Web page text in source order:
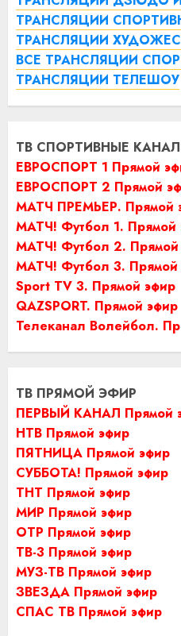
ТРАНСЛЯЦИИ
ТРАНСЛЯЦИИ
ВСЕ ТРАНСЛЯЦИИ
ТРАНСЛЯЦИИ ТЕЛЕШОУ
ТВ СПОРТИВНЫЕ
ЕВРОСПОРТ 1 Прямой
ЕВРОСПОРТ 2 Прямой
МАТЧ ПРЕМЬЕР. Прямой
МАТЧ! Футбол 1. Прямой
МАТЧ! Футбол 2. Прямой
МАТЧ! Футбол 3. Прямой
Sport TV 3. Прямой эфир
QAZSPORT. Прямой эфир
Телеканал Волейбол.
ТВ ПРЯМОЙ ЭФИР
ПЕРВЫЙ КАНАЛ Прямой
НТВ Прямой эфир
ПЯТНИЦА Прямой эфир
СУББОТА! Прямой эфир
ТНТ Прямой эфир
МИР Прямой эфир
ОТР Прямой эфир
ТВ-3 Прямой эфир
МУЗ-ТВ Прямой эфир
ЗВЕЗДА Прямой эфир
СПАС ТВ Прямой эфир